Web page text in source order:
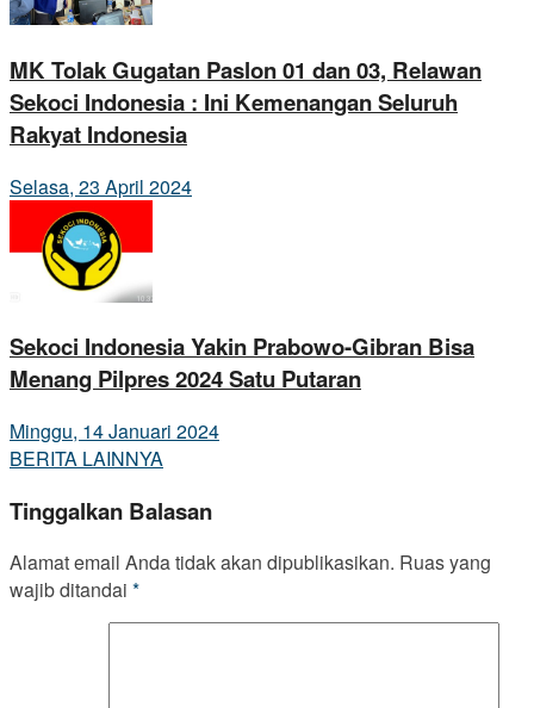
MK Tolak Gugatan Paslon 01 dan 03, Relawan
Sekoci Indonesia : Ini Kemenangan Seluruh
Rakyat Indonesia
Selasa, 23 April 2024
Sekoci Indonesia Yakin Prabowo-Gibran Bisa
Menang Pilpres 2024 Satu Putaran
Minggu, 14 Januari 2024
BERITA LAINNYA
Tinggalkan Balasan
Alamat email Anda tidak akan dipublikasikan. Ruas yang
wajib ditandai *